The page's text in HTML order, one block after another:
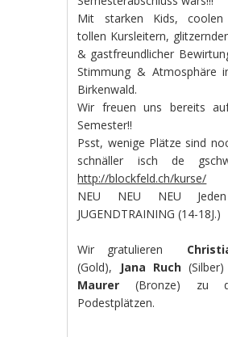
Mit starken Kids, coolen
tollen Kursleitern,
& gastfreundlicher
Stimmung & Atmosphäre
Birkenwald.
Wir freuen uns bereits
Semester!!
Psst, wenige Plätze sind
schnäller isch de
http://blockfeld.ch/kurse/
NEU NEU NEU
JUGENDTRAINING (14-18J.)
Wir gratulieren
(Gold),
Jana Ruch
Maurer (Bronze) zu
Podestplätzen.